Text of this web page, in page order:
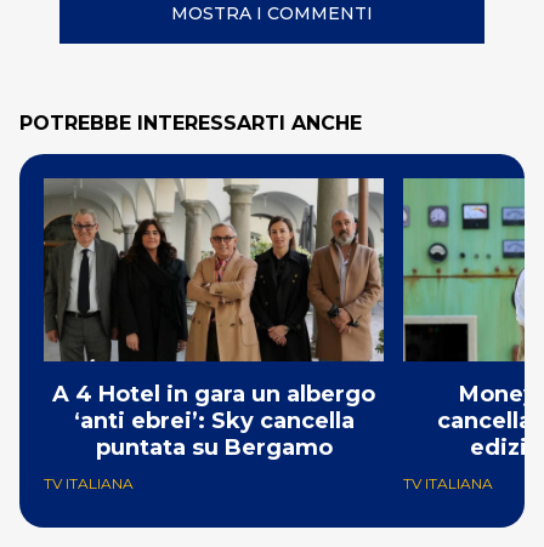
MOSTRA I COMMENTI
POTREBBE INTERESSARTI ANCHE
A 4 Hotel in gara un albergo
‘anti ebrei’: Sky cancella
puntata su Bergamo
TV ITALIANA
Money
TV ITALIANA